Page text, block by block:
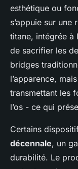
esthétique ou
s’appuie sur
titane, intégrée à
de sacrifier les
bridges
l’apparence,
transmettant les
l’os - ce qui
Certains
décennale, un
durabilité. Le